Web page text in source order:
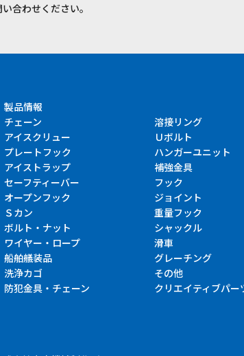
合わせください。
製品情報
チェーン
溶接リング
アイスクリュー
Ｕボルト
プレートフック
ハンガーユニット
アイストラップ
補強金具
セーフティーバー
フック
オープンフック
ジョイント
Ｓカン
重量フック
ボルト・ナット
シャックル
ワイヤー・ロープ
滑車
船舶艤装品
グレーチング
洗浄カゴ
その他
防犯金具・チェーン
クリエイティブパー